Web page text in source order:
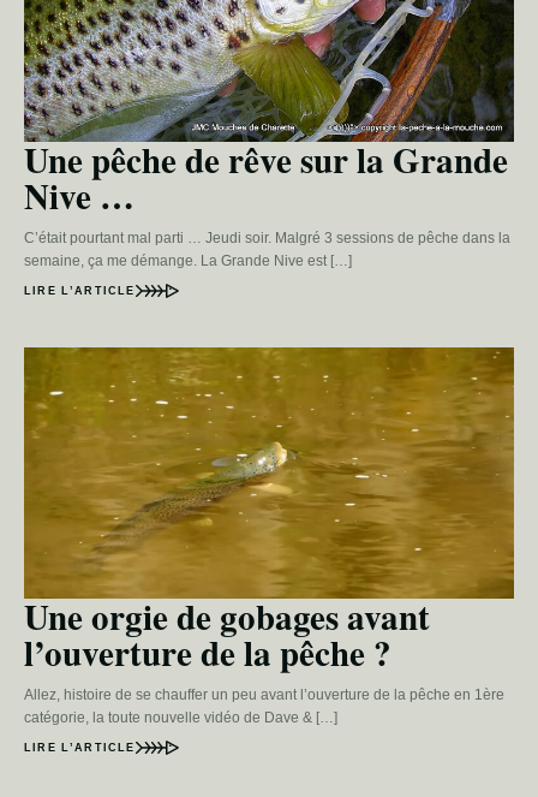
Une pêche de rêve sur la Grande
Nive …
C’était pourtant mal parti … Jeudi soir. Malgré 3 sessions de pêche dans la
semaine, ça me démange. La Grande Nive est […]
LIRE L’ARTICLE
Une orgie de gobages avant
l’ouverture de la pêche ?
Allez, histoire de se chauffer un peu avant l’ouverture de la pêche en 1ère
catégorie, la toute nouvelle vidéo de Dave & […]
LIRE L’ARTICLE